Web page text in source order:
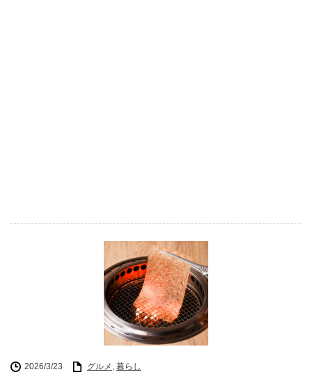
2026/3/23 グルメ , 暮らし